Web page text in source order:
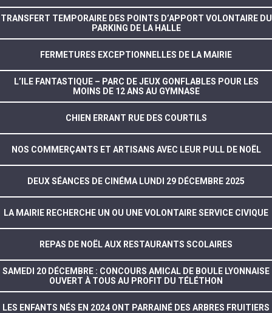
TRANSFERT TEMPORAIRE DES POINTS D’APPORT VOLONTAIRE DU
PARKING DE LA HALLE
FERMETURES EXCEPTIONNELLES DE LA MAIRIE
L’ILE FANTASTIQUE – PARC DE JEUX GONFLABLES POUR LES
MOINS DE 12 ANS AU GYMNASE
CHIEN ERRANT RUE DES COURTILS
NOS COMMERÇANTS ET ARTISANS AVEC LEUR PULL DE NOËL
DEUX SÉANCES DE CINÉMA LUNDI 29 DÉCEMBRE 2025
LA MAIRIE RECHERCHE UN OU UNE VOLONTAIRE SERVICE CIVIQUE
REPAS DE NOËL AUX RESTAURANTS SCOLAIRES
SAMEDI 20 DÉCEMBRE : CONCOURS AMICAL DE BOULE LYONNAISE
OUVERT À TOUS AU PROFIT DU TÉLÉTHON
LES ENFANTS NÉS EN 2024 ONT PARRAINÉ DES ARBRES FRUITIERS